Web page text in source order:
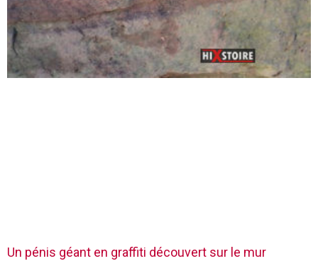
Un pénis géant en graffiti découvert sur le mur